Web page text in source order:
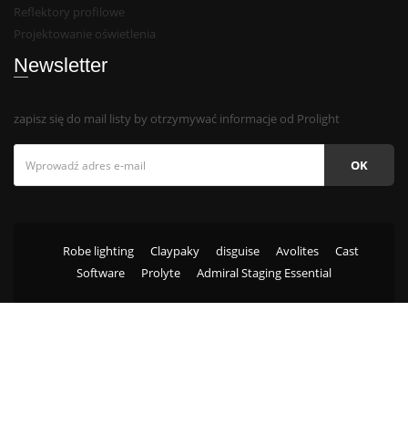
Reflektory profilowe
Projektowanie oświetlenia
Newsletter
zapisz się do mail listy by otrzymywać informacje od Prolight
OK
Robe lighting Claypaky disguise Avolites
Cast
Software
Prolyte Admiral Staging Essential